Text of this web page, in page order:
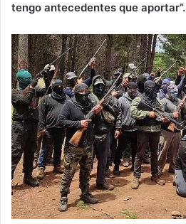
tengo antecedentes que aportar”.